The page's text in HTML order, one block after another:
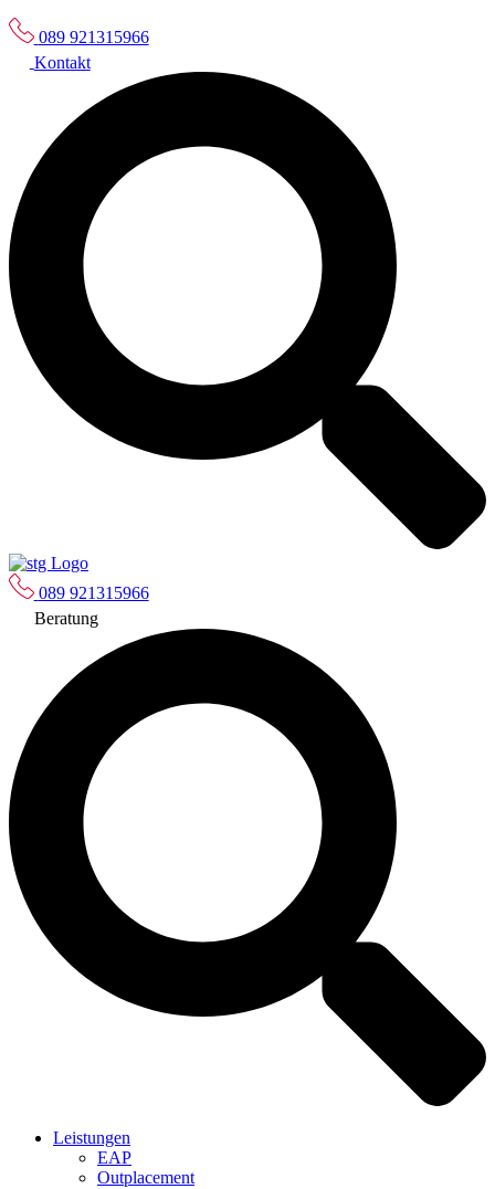
089 921315966
Kontakt
089 921315966
Beratung
Leistungen
EAP
Outplacement